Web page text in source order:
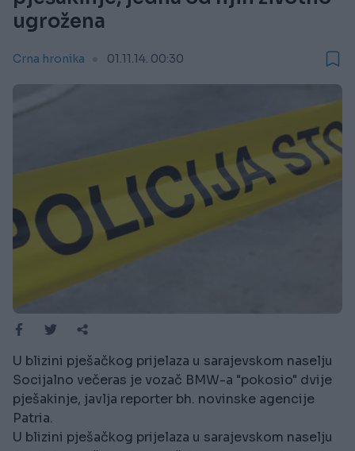
ugrožena
Crna hronika 01.11.14. 00:30
U blizini pješačkog prijelaza u sarajevskom naselju
Socijalno večeras je vozač BMW-a "pokosio" dvije
pješakinje, javlja reporter bh. novinske agencije
Patria.
U blizini pješačkog prijelaza u sarajevskom naselju